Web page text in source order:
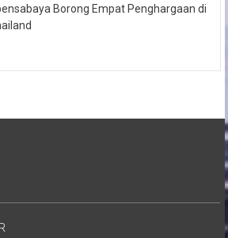
Borong Empat Penghargaan di